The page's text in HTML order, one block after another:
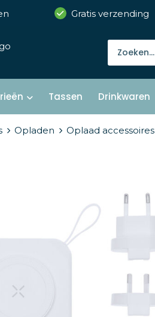
Gratis verzending
Tassen Drinkwaren
Opladen Oplaad accessoires